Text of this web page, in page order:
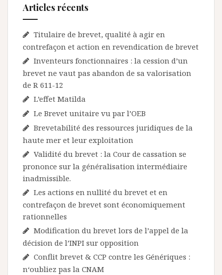
Articles récents
Titulaire de brevet, qualité à agir en
contrefaçon et action en revendication de brevet
Inventeurs fonctionnaires : la cession d’un
brevet ne vaut pas abandon de sa valorisation
de R 611-12
L’effet Matilda
Le Brevet unitaire vu par l’OEB
Brevetabilité des ressources juridiques de la
haute mer et leur exploitation
Validité du brevet : la Cour de cassation se
prononce sur la généralisation intermédiaire
inadmissible.
Les actions en nullité du brevet et en
contrefaçon de brevet sont économiquement
rationnelles
Modification du brevet lors de l’appel de la
décision de l’INPI sur opposition
Conflit brevet & CCP contre les Génériques :
n‘oubliez pas la CNAM